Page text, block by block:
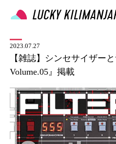
2023.07.27
【雑誌】シンセサイザー
Volume.05』掲載